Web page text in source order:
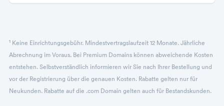
1 Keine Einrichtungsgebühr. Mindestvertragslaufzeit 12 Monate. Jährliche
Abrechnung im Voraus. Bei Premium Domains können abweichende Kosten
entstehen. Selbstverständlich informieren wir Sie nach Ihrer Bestellung und
vor der Registrierung über die genauen Kosten. Rabatte gelten nur für
Neukunden. Rabatte auf die .com Domain gelten auch für Bestandskunden.